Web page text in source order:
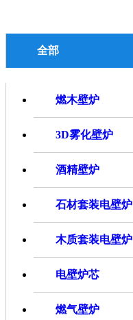
全部
燃木壁炉
3D雾化壁炉
酒精壁炉
石材套装电壁炉
木质套装电壁炉
电壁炉芯
燃气壁炉